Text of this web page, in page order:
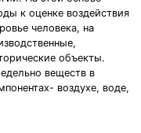
к оценке воздействия
человека, на
объекты.
веществ в
воздухе, воде,